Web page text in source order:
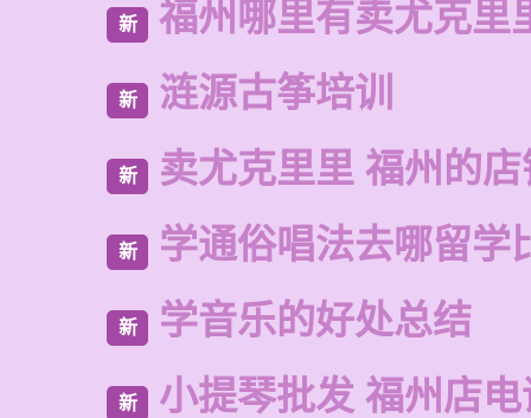
新 福州哪里有卖尤克里
新 涟源古筝培训
新 卖尤克里里 福州的
新 学通俗唱法去哪留学
新 学音乐的好处总结
新 小提琴批发 福州店